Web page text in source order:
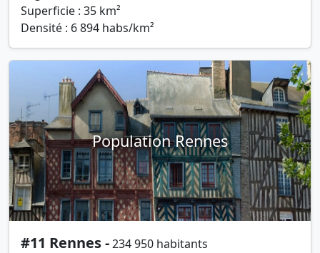
Superficie : 35 km²
Densité : 6 894 habs/km²
Population Rennes
#11 Rennes -234 950 habitants